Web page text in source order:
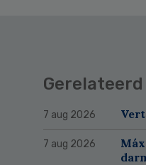
7 aug 2026
7 aug 2026